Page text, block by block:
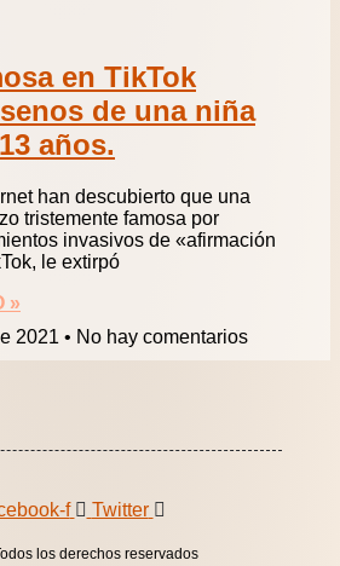
en TikTok
de una niña
años.
han descubierto que una
tristemente famosa por
invasivos de «afirmación
le extirpó
»
2021
No hay comentarios
f Twitter
los derechos reservados